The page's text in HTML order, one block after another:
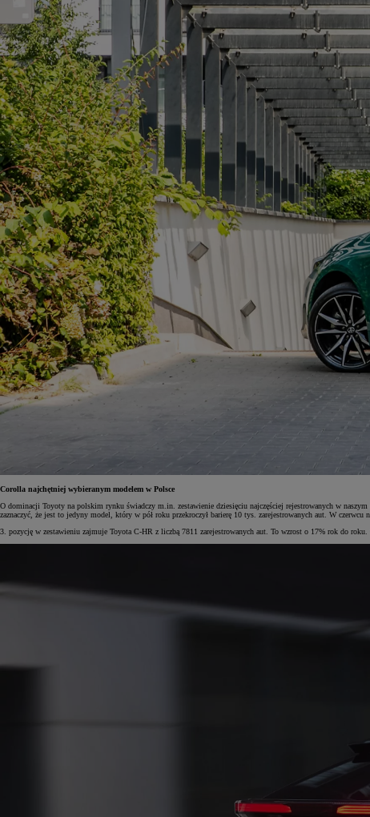
Corolla najchętniej wybieranym modelem w Polsce
O dominacji Toyoty na polskim rynku świadczy m.in. zestawienie dziesięciu najczęściej rejestrowanych w
zaznaczyć, że jest to jedyny model, który w pół roku przekroczył barierę 10 tys. zarejestrowanych aut. W czerwcu
3. pozycję w zestawieniu zajmuje Toyota C-HR z liczbą 7811 zarejestrowanych aut. To wzrost o 17% rok do